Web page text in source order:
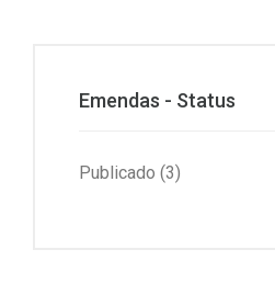
Emendas - Status
Publicado (3)